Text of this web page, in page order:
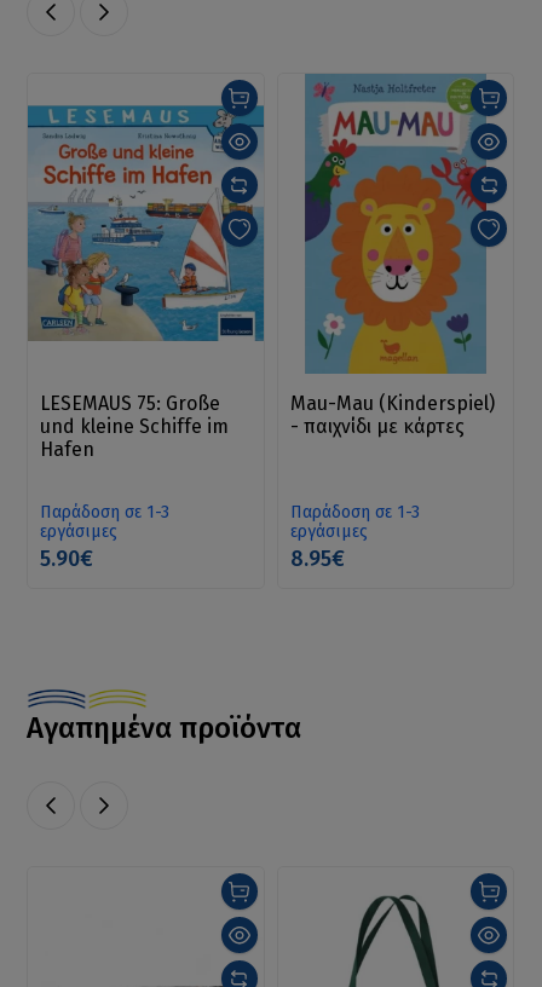
LESEMAUS 75: Große
und kleine Schiffe im
Hafen
Παράδοση σε 1-3
εργάσιμες
5.90€
Mau-Mau (Kinderspiel)
- παιχνίδι με κάρτες
Παράδοση σε 1-3
εργάσιμες
8.95€
Αγαπημένα προϊόντα